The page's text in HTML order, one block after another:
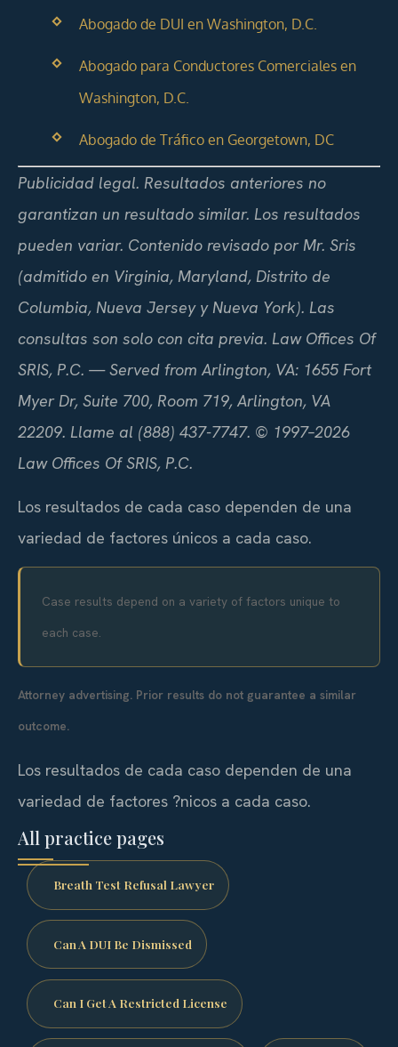
Abogado de DUI en Washington, D.C.
Abogado para Conductores Comerciales en
Washington, D.C.
Abogado de Tráfico en Georgetown, DC
Publicidad legal. Resultados anteriores no
garantizan un resultado similar. Los resultados
pueden variar. Contenido revisado por Mr. Sris
(admitido en Virginia, Maryland, Distrito de
Columbia, Nueva Jersey y Nueva York). Las
consultas son solo con cita previa. Law Offices Of
SRIS, P.C. — Served from Arlington, VA: 1655 Fort
Myer Dr, Suite 700, Room 719, Arlington, VA
22209. Llame al (888) 437-7747. © 1997–2026
Law Offices Of SRIS, P.C.
Los resultados de cada caso dependen de una
variedad de factores únicos a cada caso.
Case results depend on a variety of factors unique to
each case.
Attorney advertising. Prior results do not guarantee a similar
outcome.
Los resultados de cada caso dependen de una
variedad de factores ?nicos a cada caso.
All practice pages
Breath Test Refusal Lawyer
Can A DUI Be Dismissed
Can I Get A Restricted License